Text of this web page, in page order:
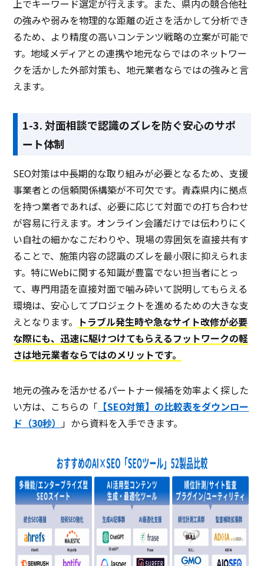
上でキーワード選定が行えます。また、県内の競合他社
の強みや弱みを物理的な距離の近さを活かして分析でき
るため、より精度の高いコンテンツ戦略の立案が可能で
す。地域メディアとの連携や地元ならではのネットワー
クを活かした外部対策も、地元業者ならではの強みと言
えます。
1-3. 対面相談で認識のズレを防ぐ安心のサポ
ート体制
SEO対策は中長期的な取り組みが必要となるため、支援
事業者との信頼関係構築が不可欠です。青森県内に拠点
を持つ業者であれば、必要に応じて対面での打ち合わせ
が容易に行えます。オンライン会議だけでは伝わりにく
い自社の細かなこだわりや、現場の雰囲気を直接共有す
ることで、施策内容の認識のズレを最小限に抑えられま
す。特にWebに関する知識が豊富でない担当者にとっ
て、専門用語を直接対面で噛み砕いて説明してもらえる
環境は、安心してプロジェクトを進めるための大きな支
えとなります。 トラブル発生時や急なサイト改修が必要
な際にも、迅速に駆けつけてもらえるフットワークの軽
さは地元業者ならではのメリットです。
地元の強みを活かせるパートナー候補を効率よく探した
い方は、こちらの「 【SEO対策】の比較表をダウンロー
ド（30秒） 」から資料を入手できます。